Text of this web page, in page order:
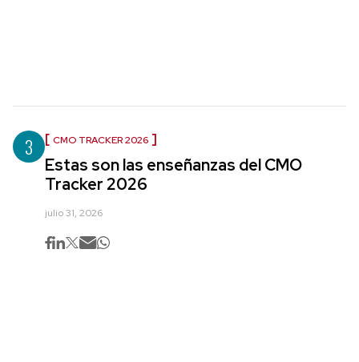
3 CMO TRACKER 2026
Estas son las enseñanzas del CMO
Tracker 2026
julio 31, 2026